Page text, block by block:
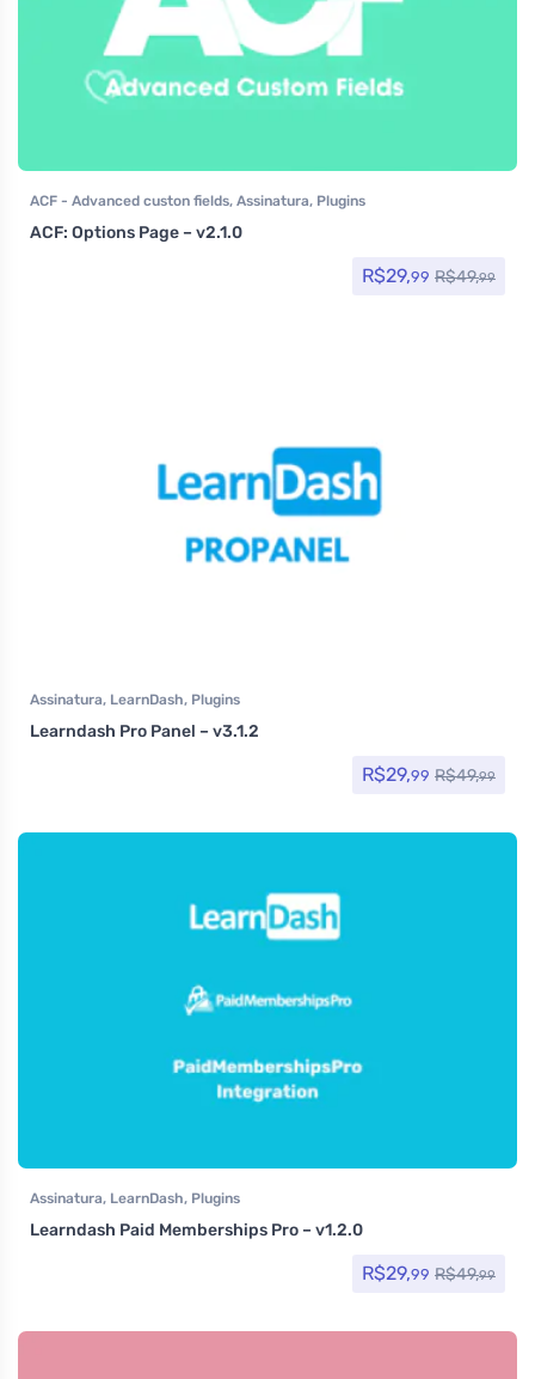
ACF - Advanced custon fields, Assinatura, Plugins
ACF: Options Page – v2.1.0
R$29,99 R$49,99
Assinatura, LearnDash, Plugins
Learndash Pro Panel – v3.1.2
R$29,99 R$49,99
Assinatura, LearnDash, Plugins
Learndash Paid Memberships Pro – v1.2.0
R$29,99 R$49,99